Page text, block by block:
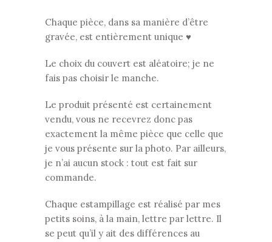
Chaque pièce, dans sa manière d’être
gravée, est entièrement unique ♥
Le choix du couvert est aléatoire; je ne
fais pas choisir le manche.
Le produit présenté est certainement
vendu, vous ne recevrez donc pas
exactement la même pièce que celle que
je vous présente sur la photo. Par ailleurs,
je n’ai aucun stock : tout est fait sur
commande.
Chaque estampillage est réalisé par mes
petits soins, à la main, lettre par lettre. Il
se peut qu’il y ait des différences au